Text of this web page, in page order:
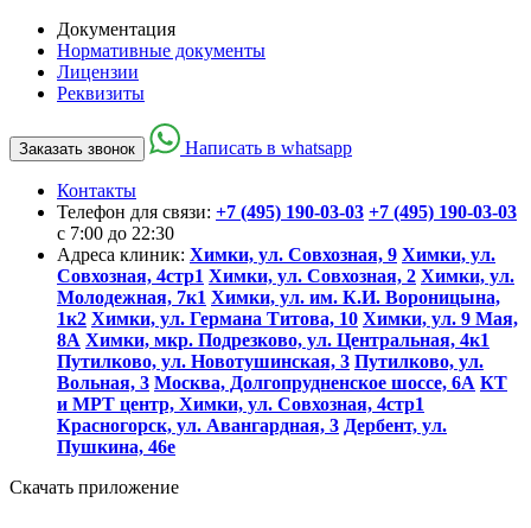
Документация
Нормативные документы
Лицензии
Реквизиты
Заказать звонок Написать в whatsapp
Контакты
Телефон для связи: +7 (495) 190-03-03 +7 (495) 190-03-03
c 7:00 до 22:30
Адреса клиник: Химки, ул. Совхозная, 9 Химки, ул.
Совхозная, 4стр1 Химки, ул. Совхозная, 2 Химки, ул.
Молодежная, 7к1 Химки, ул. им. К.И. Вороницына,
1к2 Химки, ул. Германа Титова, 10 Химки, ул. 9 Мая,
8А Химки, мкр. Подрезково, ул. Центральная, 4к1
Путилково, ул. Новотушинская, 3 Путилково, ул.
Вольная, 3 Москва, Долгопрудненское шоссе, 6А КТ
и МРТ центр, Химки, ул. Совхозная, 4стр1
Красногорск, ул. Авангардная, 3 Дербент, ул.
Пушкина, 46е
Скачать приложение